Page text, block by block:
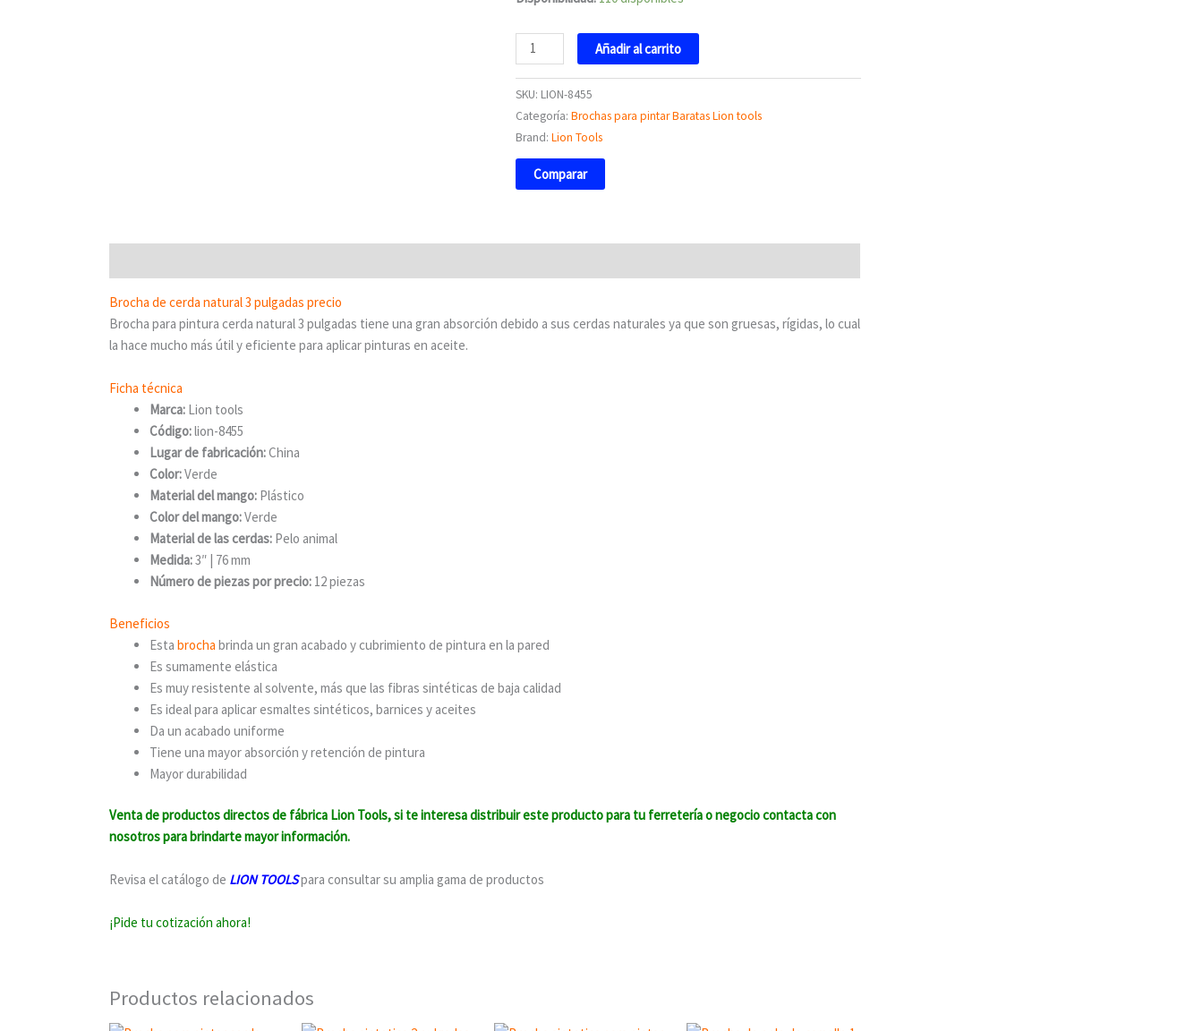
Añadir al carrito
SKU: LION-8455
Categoría: Brochas para pintar Baratas Lion tools
Brand: Lion Tools
Comparar
Brocha de cerda natural 3 pulgadas precio
Brocha para pintura cerda natural 3 pulgadas tiene una gran absorción debido a sus cerdas naturales ya que son gruesas, rígidas, lo cual
la hace mucho más útil y eficiente para aplicar pinturas en aceite.
Ficha técnica
Marca: Lion tools
Código:lion-8455
Lugar de fabricación:China
Color:Verde
Material del mango: Plástico
Color del mango:Verde
Material de las cerdas: Pelo animal
Medida:3″ | 76 mm
Número de piezas por precio: 12 piezas
Beneficios
Estabrocha brinda un gran acabado y cubrimiento de pintura en la pared
Es sumamente elástica
Es muy resistente al solvente, más que las fibras sintéticas de baja calidad
Es ideal para aplicar esmaltes sintéticos, barnices y aceites
Da un acabado uniforme
Tiene una mayor absorción y retención de pintura
Mayor durabilidad
Venta de productos directos de fábrica Lion Tools, si te interesa distribuir este producto para tu ferretería o negocio contacta con
nosotros para brindarte mayor información.
Revisa el catálogo de LION TOOLSpara consultar su amplia gama de productos
¡Pide tu cotización ahora!
Productos relacionados